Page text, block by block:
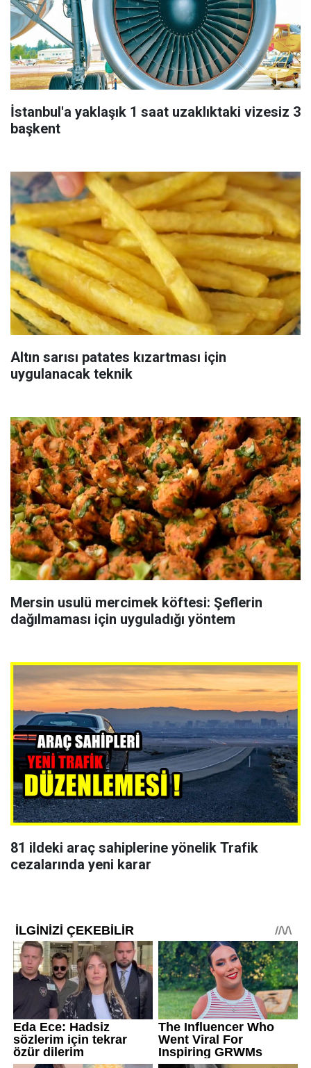
İstanbul'a yaklaşık 1 saat uzaklıktaki vizesiz 3
başkent
Altın sarısı patates kızartması için
uygulanacak teknik
Mersin usulü mercimek köftesi: Şeflerin
dağılmaması için uyguladığı yöntem
81 ildeki araç sahiplerine yönelik Trafik
cezalarında yeni karar